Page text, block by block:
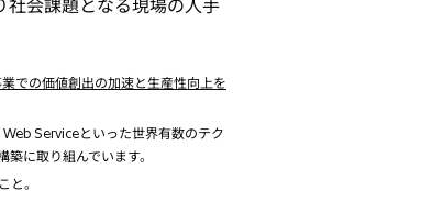
社会課題となる現場の人手
での価値創出の加速と生産性向上を
Serviceといった世界有数のテク
に取り組んでいます。
。